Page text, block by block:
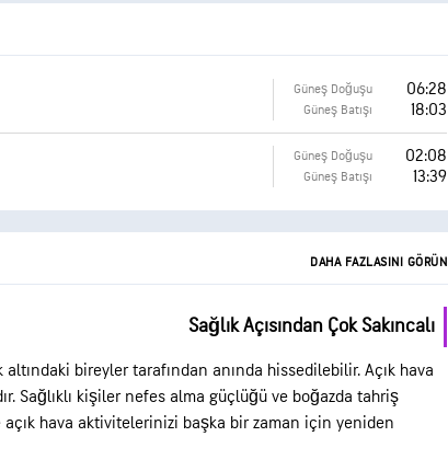
Güneş Doğuşu 06:28
Güneş Batışı 18:03
Güneş Doğuşu 02:08
Güneş Batışı 13:39
DAHA FAZLASINI GÖRÜN
Sağlık Açısından Çok Sakıncalı
bireyler tarafından anında hissedilebilir. Açık hava
Sağlıklı kişiler nefes alma güçlüğü ve boğazda tahriş
açık hava aktivitelerinizi başka bir zaman için yeniden